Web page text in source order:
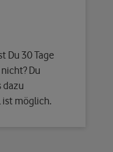
Du 30 Tage
Du
dazu
ist möglich.